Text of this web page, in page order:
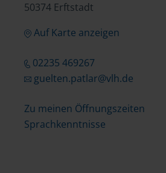
50374 Erftstadt
Auf Karte anzeigen
02235 469267
guelten.patlar@vlh.de
Zu meinen Öffnungszeiten
Sprachkenntnisse